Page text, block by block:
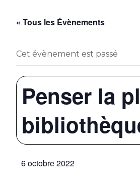
« Tous les Évènements
Cet évènement est passé
Penser la
6 octobre 2022